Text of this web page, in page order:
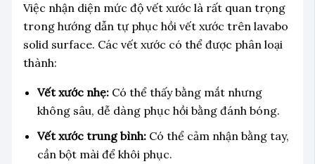
Việc nhận diện mức độ vết xước là rất quan trọng
trong hướng dẫn tự phục hồi vết xước trên lavabo
solid surface. Các vết xước có thể được phân loại
thành:
Vết xước nhẹ:Có thể thấy bằng mắt nhưng
không sâu, dễ dàng phục hồi bằng đánh bóng.
Vết xước trung bình:Có thể cảm nhận bằng tay,
cần bột mài để khôi phục.